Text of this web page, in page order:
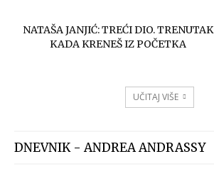
NATAŠA JANJIĆ: TREĆI DIO. TRENUTAK
KADA KRENEŠ IZ POČETKA
UČITAJ VIŠE
DNEVNIK - ANDREA ANDRASSY